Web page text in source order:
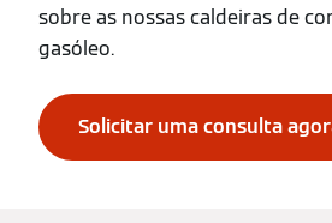
sobre as nossas caldeiras de
gasóleo.
Solicitar uma consulta